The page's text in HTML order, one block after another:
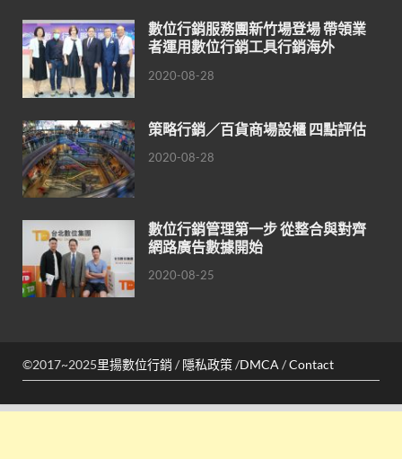
數位行銷服務團新竹場登場 帶領業
者運用數位行銷工具行銷海外
2020-08-28
策略行銷／百貨商場設櫃 四點評估
2020-08-28
數位行銷管理第一步 從整合與對齊
網路廣告數據開始
2020-08-25
©2017~2025里揚數位行銷 / 隱私政策/DMCA /Contact